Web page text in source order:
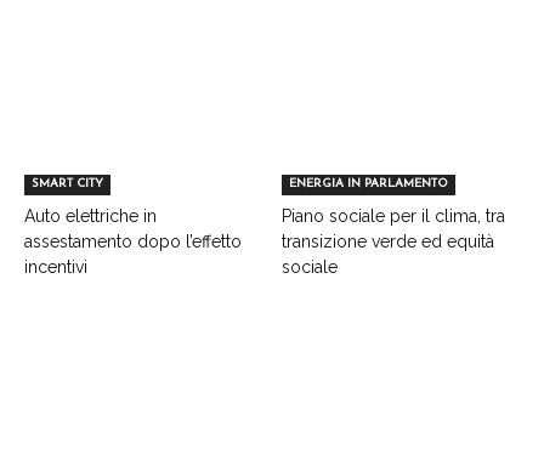
SMART CITY
Auto elettriche in
assestamento dopo l’effetto
incentivi
ENERGIA IN PARLAMENTO
Piano sociale per il clima, tra
transizione verde ed equità
sociale